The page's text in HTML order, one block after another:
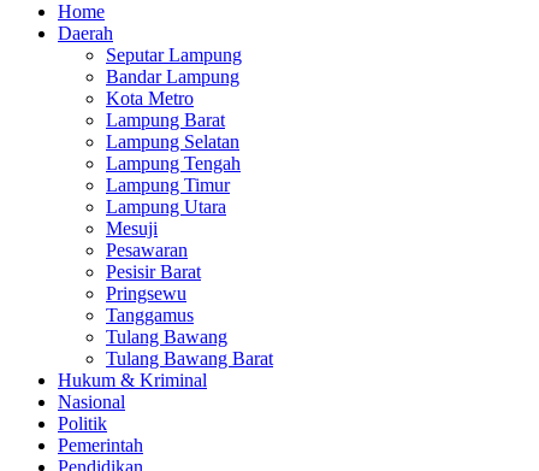
Home
Daerah
Seputar Lampung
Bandar Lampung
Kota Metro
Lampung Barat
Lampung Selatan
Lampung Tengah
Lampung Timur
Lampung Utara
Mesuji
Pesawaran
Pesisir Barat
Pringsewu
Tanggamus
Tulang Bawang
Tulang Bawang Barat
Hukum & Kriminal
Nasional
Politik
Pemerintah
Pendidikan